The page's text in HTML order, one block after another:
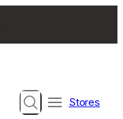
Search Stores